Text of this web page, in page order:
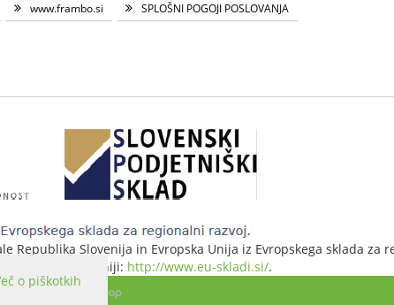
www.frambo.si SPLOŠNI POGOJI POSLOVANJA
Slovenija in Evropska Unija iz Evropskega sklada za
politike v Sloveniji: http://www.eu-skladi.si/.
spletne trgovine
o piškotkih